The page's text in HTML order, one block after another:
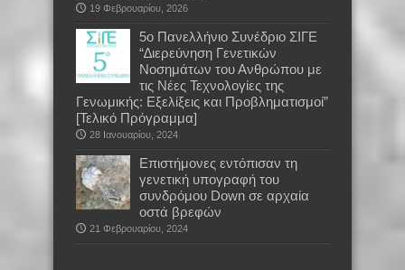
19 Φεβρουαρίου, 2026
5o Πανελλήνιο Συνέδριο ΣΙΓΕ
“∆ιερεύνηση Γενετικών
Νοσημάτων του Ανθρώπου με
τις Νέες Τεχνολογίες της
Γενωμικής: Εξελίξεις και Προβληματισμοί”
[Τελικό Πρόγραμμα]
28 Ιανουαρίου, 2024
Επιστήμονες εντόπισαν τη
γενετική υπογραφή του
συνδρόμου Down σε αρχαία
οστά βρεφών
21 Φεβρουαρίου, 2024